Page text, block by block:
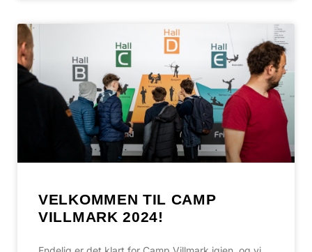
VELKOMMEN TIL CAMP
VILLMARK 2024!